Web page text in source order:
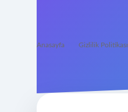
Anasayfa Gizlilik Politikası